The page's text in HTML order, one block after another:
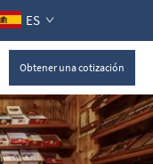
ES
Obtener una cotización